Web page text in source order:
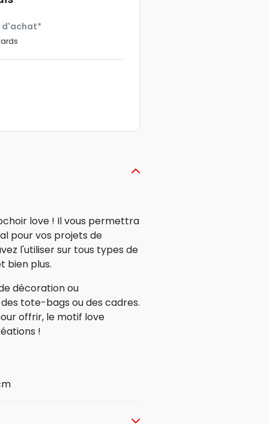
d'achat*
love ! Il vous permettra
pour vos projets de
l'utiliser sur tous types de
bien plus.
décoration ou
tote-bags ou des cadres.
offrir, le motif love
!